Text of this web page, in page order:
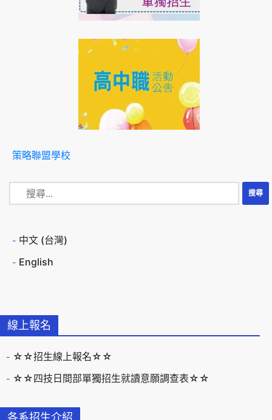
線上報名
☆☆招生線上報名☆☆
☆☆四技日間部單獨招生就讀意願調查表☆☆
各系招生介紹
策略聯盟學校
中文 (台灣)
English